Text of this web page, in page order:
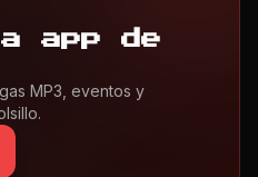
app de
MP3, eventos y